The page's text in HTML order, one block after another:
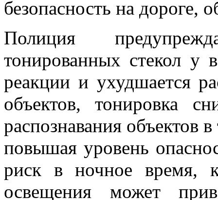
безопасность на дороге,
Полиция
тонированных стекол у
реакции и ухудшается
объектов, тонировка
распознавания объектов
повышая уровень
риск в ночное время,
освещения может